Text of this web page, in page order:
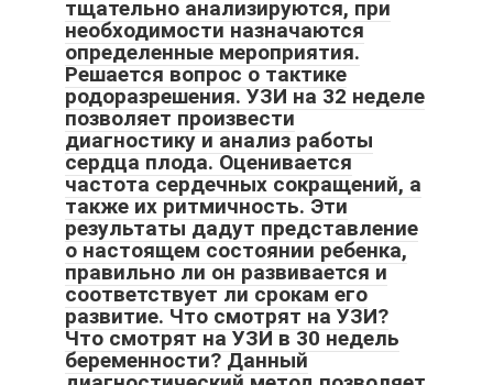
тщательно анализируются, при
необходимости назначаются
определенные мероприятия.
Решается вопрос о тактике
родоразрешения. УЗИ на 32 неделе
позволяет произвести
диагностику и анализ работы
сердца плода. Оценивается
частота сердечных сокращений, а
также их ритмичность. Эти
результаты дадут представление
о настоящем состоянии ребенка,
правильно ли он развивается и
соответствует ли срокам его
развитие. Что смотрят на УЗИ?
Что смотрят на УЗИ в 30 недель
беременности? Данный